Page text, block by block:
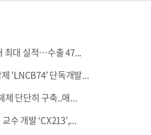
최대 실적…수출 47...
'LNCB74' 단독개발...
제 단단히 구축..매...
수 개발 ‘CX213’,...